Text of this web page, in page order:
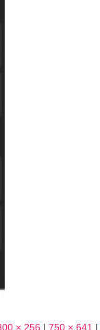
× 256 | 750 × 641 |